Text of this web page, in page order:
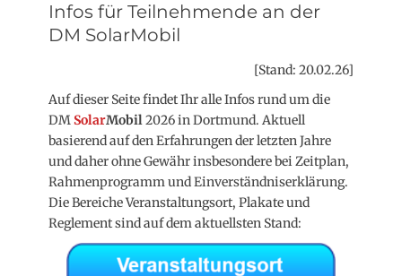
Infos für Teilnehmende an der
DM SolarMobil
[Stand: 20.02.26]
Auf dieser Seite findet Ihr alle Infos rund um die
DMSolarMobil2026 in Dortmund. Aktuell
basierend auf den Erfahrungen der letzten Jahre
und daher ohne Gewähr insbesondere bei Zeitplan,
Rahmenprogramm und Einverständniserklärung.
Die Bereiche Veranstaltungsort, Plakate und
Reglement sind auf dem aktuellsten Stand: